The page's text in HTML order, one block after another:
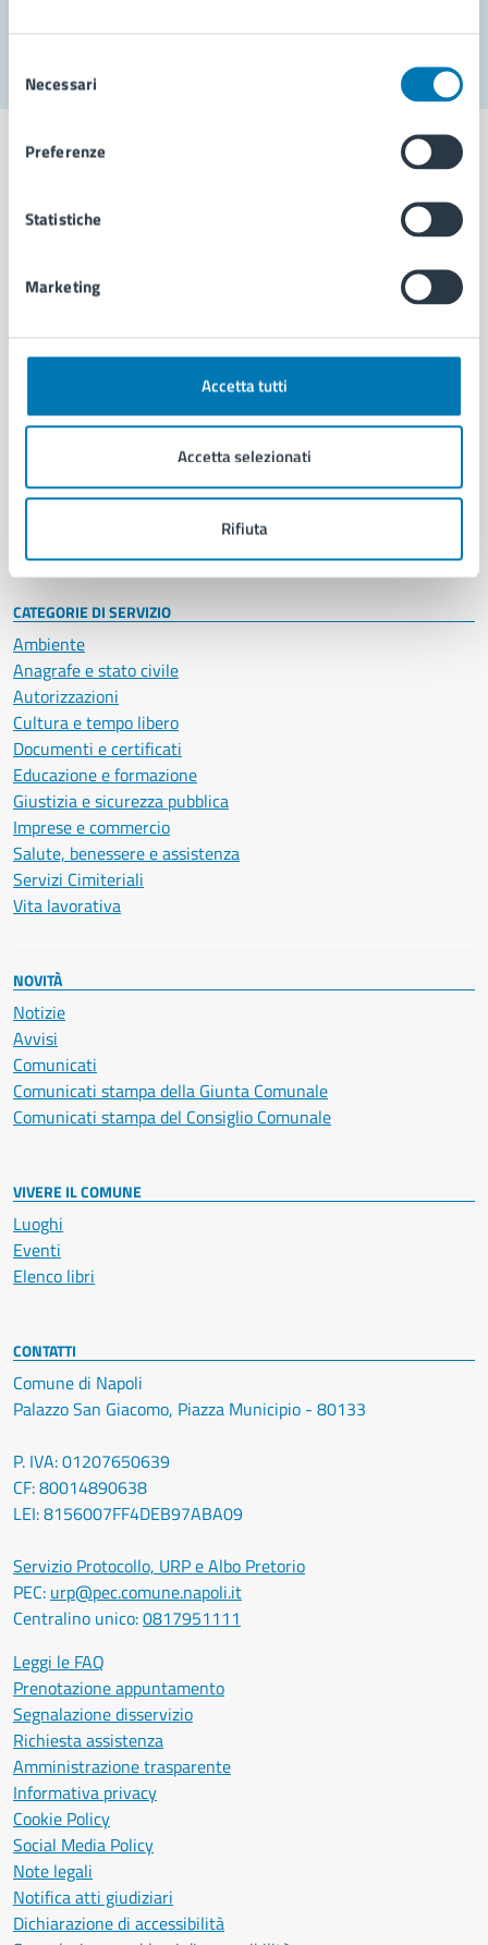
delNecessari
Preferenze
Statistiche
Marketing
Accetta tutti
Accetta selezionati
Rifiuta
Comune di Napoli
AMMINISTRAZIONE
Organi di governo
Enti e fondazioni
Personale amministrativo
Intranet, posta aziendale e protocollo
CATEGORIE DI SERVIZIO
Ambiente
Anagrafe e stato civile
Autorizzazioni
Cultura e tempo libero
Documenti e certificati
Educazione e formazione
Giustizia e sicurezza pubblica
Imprese e commercio
Salute, benessere e assistenza
Servizi Cimiteriali
Vita lavorativa
NOVITÀ
Notizie
Avvisi
Comunicati
Comunicati stampa della Giunta Comunale
Comunicati stampa del Consiglio Comunale
VIVERE IL COMUNE
Luoghi
Eventi
Elenco libri
CONTATTI
Comune di Napoli
Palazzo San Giacomo, Piazza Municipio - 80133
P. IVA: 01207650639
CF: 80014890638
LEI: 8156007FF4DEB97ABA09
Servizio Protocollo, URP e Albo Pretorio
PEC: urp@pec.comune.napoli.it
Centralino unico:0817951111
Leggi le FAQ
Prenotazione appuntamento
Segnalazione disservizio
Richiesta assistenza
Amministrazione trasparente
Informativa privacy
Cookie Policy
Social Media Policy
Note legali
Notifica atti giudiziari
Dichiarazione di accessibilità